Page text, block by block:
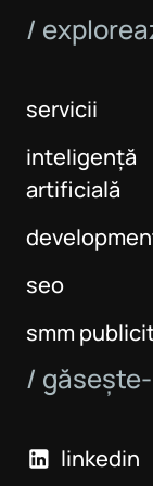
/
servicii
inteligență
artificială
seo
smm
/
linkedin